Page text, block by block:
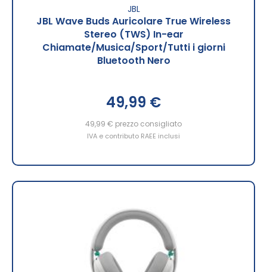
JBL
JBL Wave Buds Auricolare True Wireless
Stereo (TWS) In-ear
Chiamate/Musica/Sport/Tutti i giorni
Bluetooth Nero
49,99 €
49,99 € prezzo consigliato
IVA e contributo RAEE inclusi